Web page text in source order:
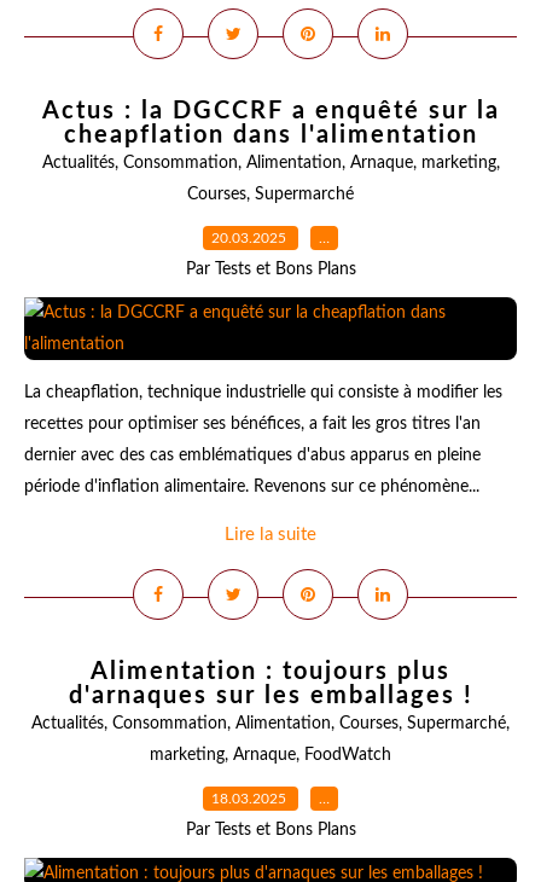
Actus : la DGCCRF a enquêté sur la
cheapflation dans l'alimentation
Actualités, Consommation, Alimentation, Arnaque, marketing,
Courses, Supermarché
20.03.2025 …
Par Tests et Bons Plans
La cheapflation, technique industrielle qui consiste à modifier les
recettes pour optimiser ses bénéfices, a fait les gros titres l'an
dernier avec des cas emblématiques d'abus apparus en pleine
période d'inflation alimentaire. Revenons sur ce phénomène...
Lire la suite
Alimentation : toujours plus
d'arnaques sur les emballages !
Actualités, Consommation, Alimentation, Courses, Supermarché,
marketing, Arnaque, FoodWatch
18.03.2025 …
Par Tests et Bons Plans